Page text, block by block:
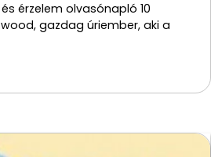
érzelem olvasónapló 10
gazdag úriember, aki a